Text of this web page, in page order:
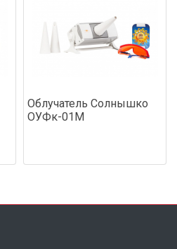
Облучатель Солнышко
ОУФк-01М